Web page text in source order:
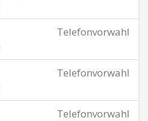
Telefonvorwahl
Telefonvorwahl
Telefonvorwahl